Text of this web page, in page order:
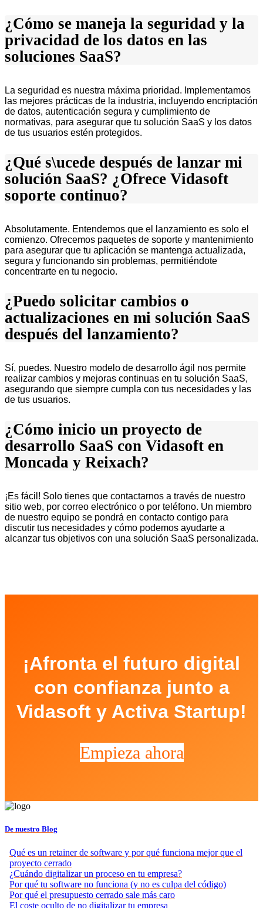
¿Cómo se maneja la seguridad y la
privacidad de los datos en las
soluciones SaaS?
La seguridad es nuestra máxima prioridad. Implementamos
las mejores prácticas de la industria, incluyendo encriptación
de datos, autenticación segura y cumplimiento de
normativas, para asegurar que tu solución SaaS y los datos
de tus usuarios estén protegidos.
¿Qué s\ucede después de lanzar mi
solución SaaS? ¿Ofrece Vidasoft
soporte continuo?
Absolutamente. Entendemos que el lanzamiento es solo el
comienzo. Ofrecemos paquetes de soporte y mantenimiento
para asegurar que tu aplicación se mantenga actualizada,
segura y funcionando sin problemas, permitiéndote
concentrarte en tu negocio.
¿Puedo solicitar cambios o
actualizaciones en mi solución SaaS
después del lanzamiento?
Sí, puedes. Nuestro modelo de desarrollo ágil nos permite
realizar cambios y mejoras continuas en tu solución SaaS,
asegurando que siempre cumpla con tus necesidades y las
de tus usuarios.
¿Cómo inicio un proyecto de
desarrollo SaaS con Vidasoft en
Moncada y Reixach?
¡Es fácil! Solo tienes que contactarnos a través de nuestro
sitio web, por correo electrónico o por teléfono. Un miembro
de nuestro equipo se pondrá en contacto contigo para
discutir tus necesidades y cómo podemos ayudarte a
alcanzar tus objetivos con una solución SaaS personalizada.
¡Afronta el futuro digital
con confianza junto a
Vidasoft y Activa Startup!
Empieza ahora
De nuestro Blog
Qué es un retainer de software y por qué funciona mejor que el
proyecto cerrado
¿Cuándo digitalizar un proceso en tu empresa?
Por qué tu software no funciona (y no es culpa del código)
Por qué el presupuesto cerrado sale más caro
El coste oculto de no digitalizar tu empresa